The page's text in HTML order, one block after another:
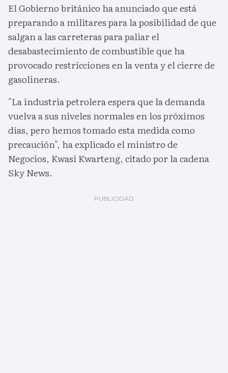
El Gobierno británico ha anunciado que está
preparando a militares para la posibilidad de que
salgan a las carreteras para paliar el
desabastecimiento de combustible que ha
provocado restricciones en la venta y el cierre de
gasolineras.
"La industria petrolera espera que la demanda
vuelva a sus niveles normales en los próximos
días, pero hemos tomado esta medida como
precaución", ha explicado el ministro de
Negocios, Kwasi Kwarteng, citado por la cadena
Sky News.